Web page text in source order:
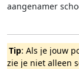
aangenamer
Tip: Als je jouw
zie je niet alleen